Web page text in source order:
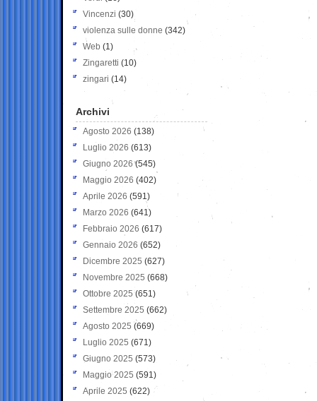
Vincenzi (30)
violenza sulle donne (342)
Web (1)
Zingaretti (10)
zingari (14)
Archivi
Agosto 2026 (138)
Luglio 2026 (613)
Giugno 2026 (545)
Maggio 2026 (402)
Aprile 2026 (591)
Marzo 2026 (641)
Febbraio 2026 (617)
Gennaio 2026 (652)
Dicembre 2025 (627)
Novembre 2025 (668)
Ottobre 2025 (651)
Settembre 2025 (662)
Agosto 2025 (669)
Luglio 2025 (671)
Giugno 2025 (573)
Maggio 2025 (591)
Aprile 2025 (622)